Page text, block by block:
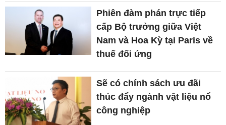
Phiên đàm phán trực tiếp
cấp Bộ trưởng giữa Việt
Nam và Hoa Kỳ tại Paris về
thuế đối ứng
Sẽ có chính sách ưu đãi
thúc đẩy ngành vật liệu nổ
công nghiệp